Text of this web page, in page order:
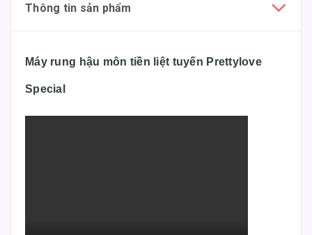
Thông tin sản phẩm
Máy rung hậu môn tiền liệt tuyến Prettylove
Special